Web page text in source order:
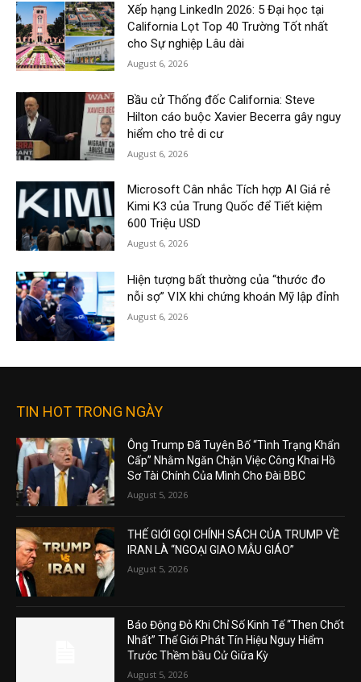
Xếp hạng LinkedIn 2026: 5 Đại học tại
California Lọt Top 40 Trường Tốt nhất
cho Sự nghiệp Lâu dài
August 6, 2026
Bầu cử Thống đốc California: Steve
Hilton cáo buộc Xavier Becerra gây nguy
hiểm cho trẻ di cư
August 6, 2026
Microsoft Cân nhắc Tích hợp AI Giá rẻ
Kimi K3 của Trung Quốc để Tiết kiệm
600 Triệu USD
August 6, 2026
Hiện tượng bất thường của “thước đo
nỗi sợ” VIX khi chứng khoán Mỹ lập đỉnh
August 6, 2026
TIN HOT TRONG NGÀY
Ông Trump Đã Tuyên Bố “Tình Trạng Khẩn
Cấp” Nhằm Ngăn Chặn Việc Công Khai Hồ
Sơ Tài Chính Của Mình Cho Đài BBC
August 5, 2026
THẾ GIỚI GỌI CHÍNH SÁCH CỦA TRUMP VỀ
IRAN LÀ “NGOẠI GIAO MẪU GIÁO”
August 5, 2026
Báo Động Đỏ Khi Chỉ Số Kinh Tế “Then Chốt
Nhất” Thế Giới Phát Tín Hiệu Nguy Hiểm
Trước Thềm bầu Cử Giữa Kỳ
August 5, 2026